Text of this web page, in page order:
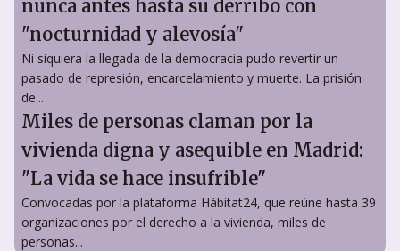
nunca antes hasta su derribo con
"nocturnidad y alevosía"
Ni siquiera la llegada de la democracia pudo revertir un
pasado de represión, encarcelamiento y muerte. La prisión
de...
Miles de personas claman por la
vivienda digna y asequible en Madrid:
"La vida se hace insufrible"
Convocadas por la plataforma Hábitat24, que reúne hasta 39
organizaciones por el derecho a la vivienda, miles de
personas...